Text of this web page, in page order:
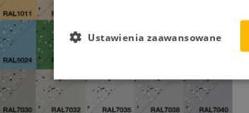
Ustawienia zaawansowane